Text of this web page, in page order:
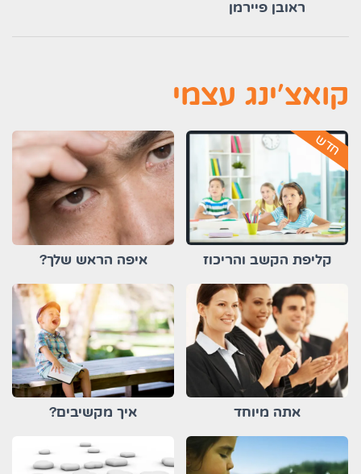
ראובן פיירמן
קואצ'ינג עצמי
חדש
קליפת הקשב והריכוז איפה הראש שלך?
אתה מיוחד איך מקשיבים?